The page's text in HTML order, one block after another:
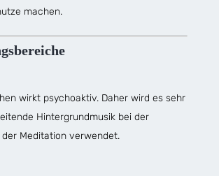
machen.
wirkt psychoaktiv. Daher wird es sehr
Hintergrundmusik bei der
der Meditation verwendet.